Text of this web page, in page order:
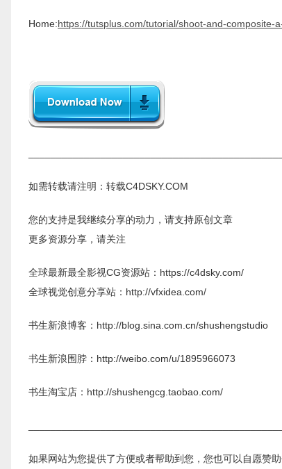
Home:https://tutsplus.com/tutorial/shoot-and-composite-
如需转载请注明：转载C4DSKY.COM
您的支持是我继续分享的动力，请支持原创文章
更多资源分享，请关注
全球最新最全影视CG资源站：https://c4dsky.com/
全球视觉创意分享站：http://vfxidea.com/
书生新浪博客：http://blog.sina.com.cn/shushengstudio
书生新浪围脖：http://weibo.com/u/1895966073
书生淘宝店：http://shushengcg.taobao.com/
如果网站为您提供了方便或者帮助到您，您也可以自愿赞